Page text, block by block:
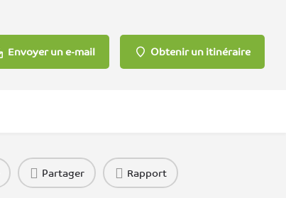
Envoyer un e-mail Obtenir un itinéraire
Partager Rapport